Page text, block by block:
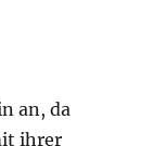
an, da
ihrer